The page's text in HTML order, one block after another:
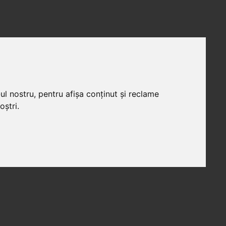
nostru, pentru afișa conținut și reclame